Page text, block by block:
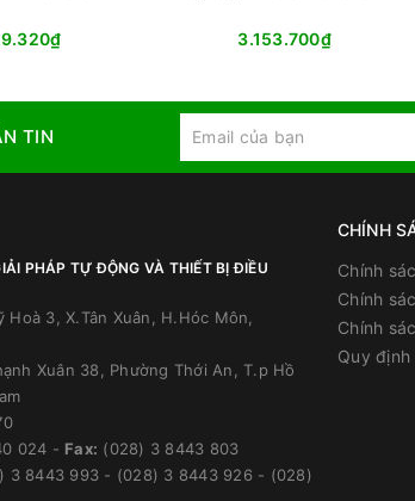
3.153.700₫
TIN
PHÁP TỰ ĐỘNG VÀ THIẾT BỊ ĐIỀU
Hoà 3, X.Tân Xuân, H.Hóc Môn,
Xuân 38, Phường Thới An, T.p Hồ
024 - Fax: (028) 3 8443 803
3 8443 993 - (028) 3 8443 926 - (028)
CHÍNH
Chính
Chính
Chính
Quy